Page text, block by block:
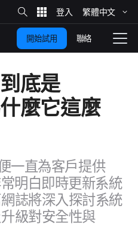
網
站
​搜
尋
繁體​中文
切
換
開始試用 聯絡
底​是​
麼它​這麼​
一直​為​客戶​提供
明白​即時​更​新​系統​
誌​將​深入​探討​系統​
級​對​安全性​與​